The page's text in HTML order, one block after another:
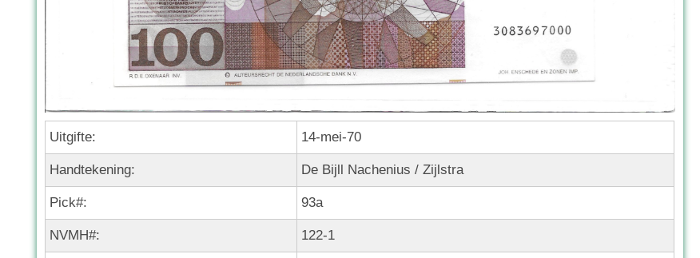
Uitgifte: 14-mei-70
Handtekening: De Bijll Nachenius / Zijlstra
Pick#: 93a
NVMH#: 122-1